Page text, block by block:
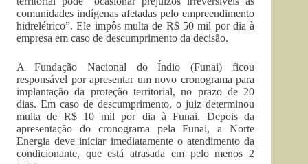
comunidades indígenas afetadas pelo empreendimento
hidrelétrico”. Ele impôs multa de R$ 50 mil por dia à
empresa em caso de descumprimento da decisão.
A Fundação Nacional do Índio (Funai) ficou
responsável por apresentar um novo cronograma para
implantação da proteção territorial, no prazo de 20
dias. Em caso de descumprimento, o juiz determinou
multa de R$ 10 mil por dia à Funai. Depois da
apresentação do cronograma pela Funai, a Norte
Energia deve iniciar imediatamente o atendimento da
condicionante, que está atrasada em pelo menos 2